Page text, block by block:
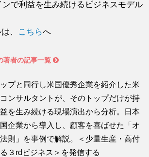
ンで利益を生み続けるビジネスモデル
、 こちらへ
著者の記事一覧
プと同行し米国優秀企業を紹介した米
ンサルタントが、そのトップだけが持
を生み続ける現場演出から分析。日本
企業から導入し、顧客を喜ばせた「オ
則」を事例で解説。＜少量生産・高付
３rdビジネス＞を発信する